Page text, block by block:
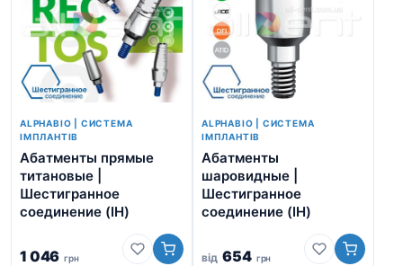
ALPHABIO | СИСТЕМА
ІМПЛАНТІВ
Абатменты прямые
титановые |
Шестигранное
соединение (IH)
1 046 грн
ALPHABIO | СИСТЕМА
ІМПЛАНТІВ
Абатменты
шаровидные |
Шестигранное
соединение (IH)
від 654 грн